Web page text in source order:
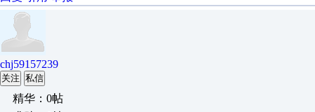
chj59157239
关注 私信
精华：0帖